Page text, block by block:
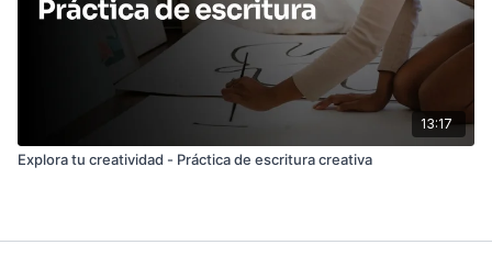
13:17
Explora tu creatividad - Práctica de escritura creativa